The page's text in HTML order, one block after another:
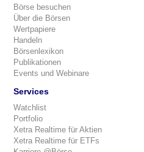
Börse besuchen
Über die Börsen
Wertpapiere
Handeln
Börsenlexikon
Publikationen
Events und Webinare
Services
Watchlist
Portfolio
Xetra Realtime für Aktien
Xetra Realtime für ETFs